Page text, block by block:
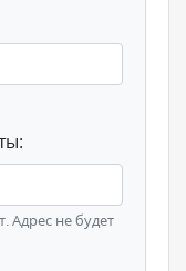
Адрес не будет